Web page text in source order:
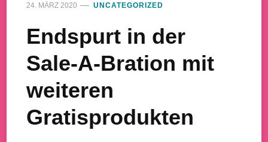
24. MÄRZ 2020 UNCATEGORIZED
Endspurt in der
Sale-A-Bration mit
weiteren
Gratisprodukten